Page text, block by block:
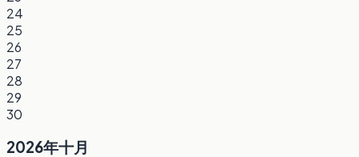
24
25
26
27
28
29
30
2026年十月